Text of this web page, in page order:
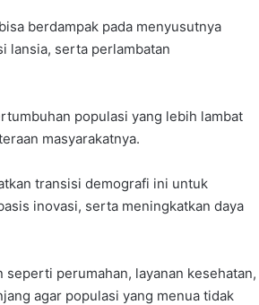
berdampak pada menyusutnya
lansia, serta perlambatan
populasi yang lebih lambat
masyarakatnya.
transisi demografi ini untuk
inovasi, serta meningkatkan daya
perumahan, layanan kesehatan,
agar populasi yang menua tidak